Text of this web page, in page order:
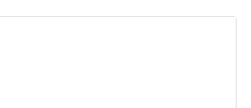
und Handgelenkschmerzen –